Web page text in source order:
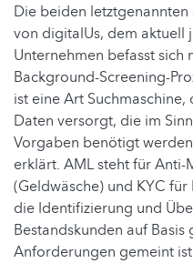
Die beiden
von digitalUs, dem aktuell
Unternehmen befasst sich
Background-Screening-
ist eine Art
Daten versorgt, die im
Vorgaben benötigt
erklärt. AML steht für Anti-
(Geldwäsche) und KYC
die Identifizierung und
Bestandskunden auf
Anforderungen gemeint